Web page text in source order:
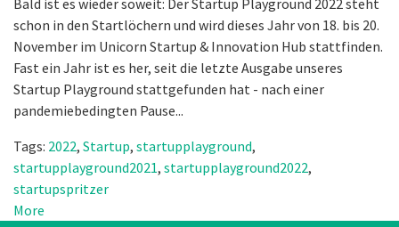
schon in den Startlöchern und wird dieses Jahr von 18. bis 20.
November im Unicorn Startup & Innovation Hub stattfinden.
Fast ein Jahr ist es her, seit die letzte Ausgabe unseres
Startup Playground stattgefunden hat - nach einer
pandemiebedingten Pause...
Tags: 2022, Startup, startupplayground,
startupplayground2021, startupplayground2022,
startupspritzer
More